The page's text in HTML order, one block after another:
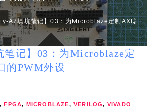
A7填坑笔记】03：为Microblaze定制AXI总线
笔记】03：为Microblaze定
的PWM外设
, FPGA, MICROBLAZE, VERILOG, VIVADO